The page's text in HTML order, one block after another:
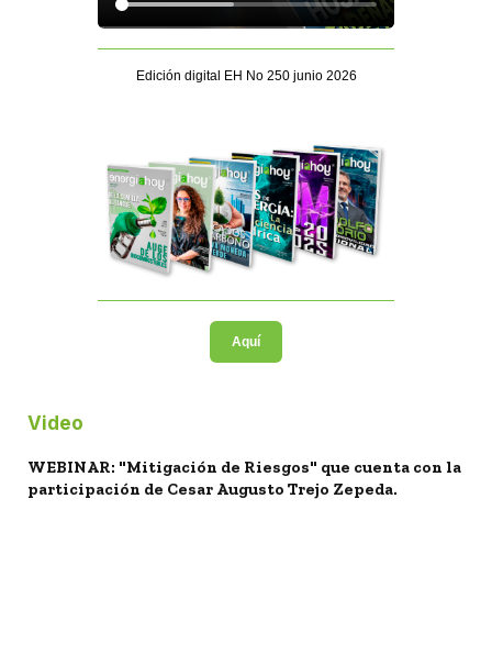
Edición digital EH No 250 junio 2026
Aquí
Video
WEBINAR: "Mitigación de Riesgos" que cuenta con la
participación de Cesar Augusto Trejo Zepeda.